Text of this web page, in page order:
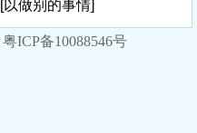
[以做别的事情]
粤ICP备10088546号